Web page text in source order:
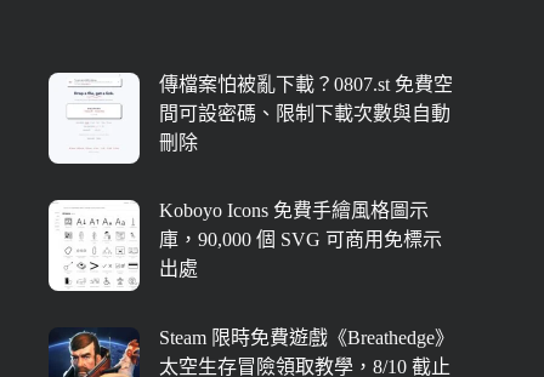
傳檔案怕被亂下載？0807.st 免費空
間可設密碼、限制下載次數與自動
刪除
Koboyo Icons 免費手繪風格圖示
庫，90,000 個 SVG 可商用免標示
出處
Steam 限時免費遊戲《Breathedge》
太空生存冒險領取教學，8/10 截止